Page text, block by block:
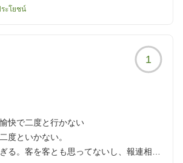
ドを出して払いました。
ドでマイナス精算。しかも、このときは
、なかなか時間がかかりました。
持ちになりました。
いなと思っています。
こちらから
hotel/voice/28258?
ะโยชน์
1
快で二度と行かない
度といかない。
る。客を客とも思ってないし、報連相も